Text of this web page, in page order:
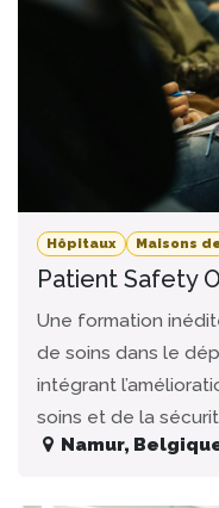
Hôpitaux Maisons
Patient Safety
Une formation
de soins dans le
intégrant
soins et de la
Namur,